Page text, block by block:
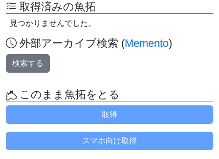
取得済みの魚拓
見つかりませんでした。
外部アーカイブ検索 (Memento)
検索する
このまま魚拓をとる